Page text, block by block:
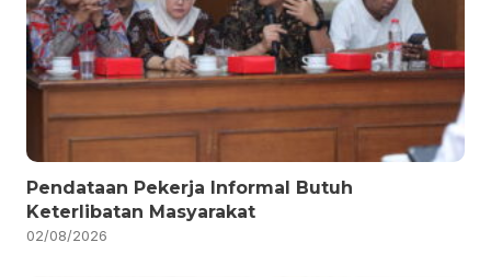
Pendataan Pekerja Informal Butuh
Keterlibatan Masyarakat
02/08/2026